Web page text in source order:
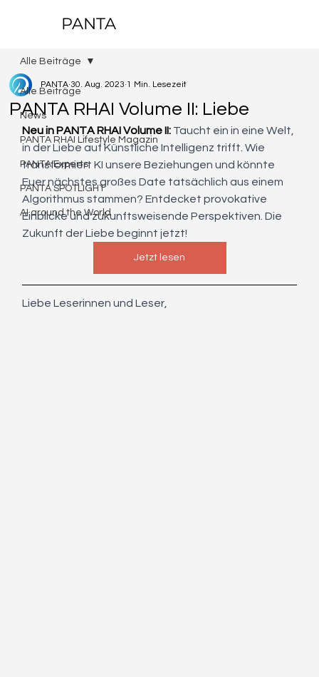
PANTA
Alle Beiträge
News
PANTA RHAI Lifestyle Magazin
PANTA Experts
PANTA SPOTLIGHT
AI around the World
Alle Beiträge
PANTA RHAI Volume II: Liebe
PANTA 30. Aug. 2023 1 Min. Lesezeit
Neu in PANTA RHAI Volume II: Taucht ein in eine Welt,
in der Liebe auf Künstliche Intelligenz trifft. Wie
transformiert KI unsere Beziehungen und könnte
Euer nächstes großes Date tatsächlich aus einem
Algorithmus stammen? Entdecket provokative
Einblicke und zukunftsweisende Perspektiven. Die
Zukunft der Liebe beginnt jetzt!
Jetzt lesen
Liebe Leserinnen und Leser,